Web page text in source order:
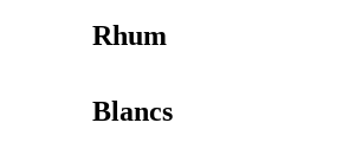
Rhum
Blancs